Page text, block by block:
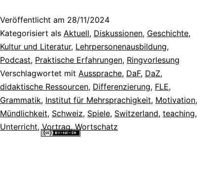
Veröffentlicht am 28/11/2024
Kategorisiert als Aktuell, Diskussionen, Geschichte,
Kultur und Literatur, Lehrpersonenausbildung,
Podcast, Praktische Erfahrungen, Ringvorlesung
Verschlagwortet mit Aussprache, DaF, DaZ,
didaktische Ressourcen, Differenzierung, FLE,
Grammatik, Institut für Mehrsprachigkeit, Motivation,
Mündlichkeit, Schweiz, Spiele, Switzerland, teaching,
Unterricht, Vortrag, Wortschatz